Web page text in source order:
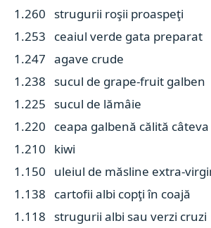
1.260 strugurii roşii proaspeţi
1.253 ceaiul verde gata preparat
1.247 agave crude
1.238 sucul de grape-fruit galben
1.225 sucul de lămâie
1.220 ceapa galbenă călită
1.210 kiwi
1.150 uleiul de măsline extra-
1.138 cartofii albi copţi în coajă
1.118 strugurii albi sau verzi cruzi